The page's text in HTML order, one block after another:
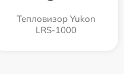
Тепловизор Yukon
LRS-1000